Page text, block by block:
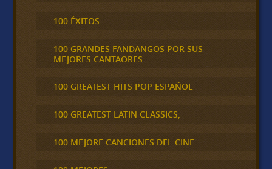
100 ÉXITOS
100 GRANDES FANDANGOS POR SUS
MEJORES CANTAORES
100 GREATEST HITS POP ESPAÑOL
100 GREATEST LATIN CLASSICS,
100 MEJORE CANCIONES DEL CINE